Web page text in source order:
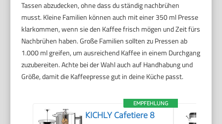
Tassen abzudecken, ohne dass du ständig nachbrühen
musst. Kleine Familien können auch mit einer 350 ml Presse
klarkommen, wenn sie den Kaffee frisch mögen und Zeit fürs
Nachbrühen haben. Große Familien sollten zu Pressen ab
1.000 ml greifen, um ausreichend Kaffee in einem Durchgang
zuzubereiten. Achte bei der Wahl auch auf Handhabung und
Größe, damit die Kaffeepresse gut in deine Küche passt.
EMPFEHLUNG
KICHLY Cafetiere 8